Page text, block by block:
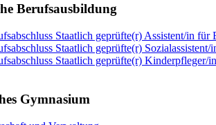
Berufsausbildung
Staatlich geprüfte(r) Assistent/in
Staatlich geprüfte(r)
Staatlich geprüfte(r) Kinderpfleger/
Gymnasium